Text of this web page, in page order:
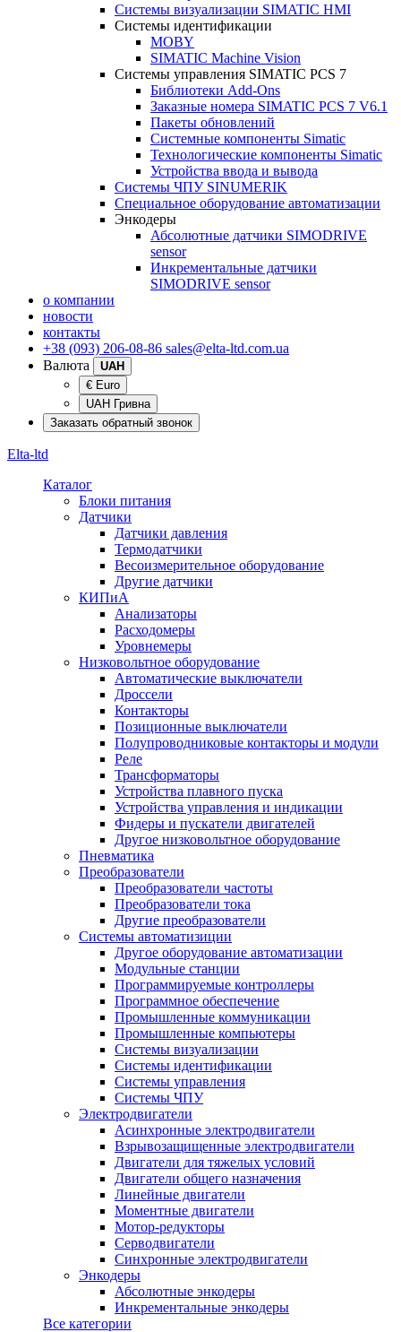
Системы визуализации SIMATIC HMI
Системы идентификации
MOBY
SIMATIC Machine Vision
Системы управления SIMATIC PCS 7
Библиотеки Add-Ons
Заказные номера SIMATIC PCS 7 V6.1
Пакеты обновлений
Системные компоненты Simatic
Технологические компоненты Simatic
Устройства ввода и вывода
Системы ЧПУ SINUMERIK
Специальное оборудование автоматизации
Энкодеры
Абсолютные датчики SIMODRIVE
sensor
Инкрементальные датчики
SIMODRIVE sensor
о компании
новости
контакты
+38 (093) 206-08-86 sales@elta-ltd.com.ua
Валюта
UAH
€ Euro
UAH Гривна
Заказать обратный звонок
Elta-ltd
Каталог
Блоки питания
Датчики
Датчики давления
Термодатчики
Весоизмерительное оборудование
Другие датчики
КИПиА
Анализаторы
Расходомеры
Уровнемеры
Низковольтное оборудование
Автоматические выключатели
Дроссели
Контакторы
Позиционные выключатели
Полупроводниковые контакторы и модули
Реле
Трансформаторы
Устройства плавного пуска
Устройства управления и индикации
Фидеры и пускатели двигателей
Другое низковольтное оборудование
Пневматика
Преобразователи
Преобразователи частоты
Преобразователи тока
Другие преобразователи
Системы автоматизиции
Другое оборудование автоматизации
Модульные станции
Программируемые контроллеры
Программное обеспечение
Промышленные коммуникации
Промышленные компьютеры
Системы визуализации
Системы идентификации
Системы управления
Системы ЧПУ
Электродвигатели
Асинхронные электродвигатели
Взрывозащищенные электродвигатели
Двигатели для тяжелых условий
Двигатели общего назначения
Линейные двигатели
Моментные двигатели
Мотор-редукторы
Серводвигатели
Синхронные электродвигатели
Энкодеры
Абсолютные энкодеры
Инкрементальные энкодеры
Все категории